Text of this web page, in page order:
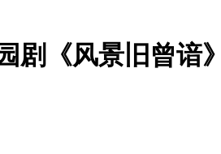
剧《风景旧曾谙